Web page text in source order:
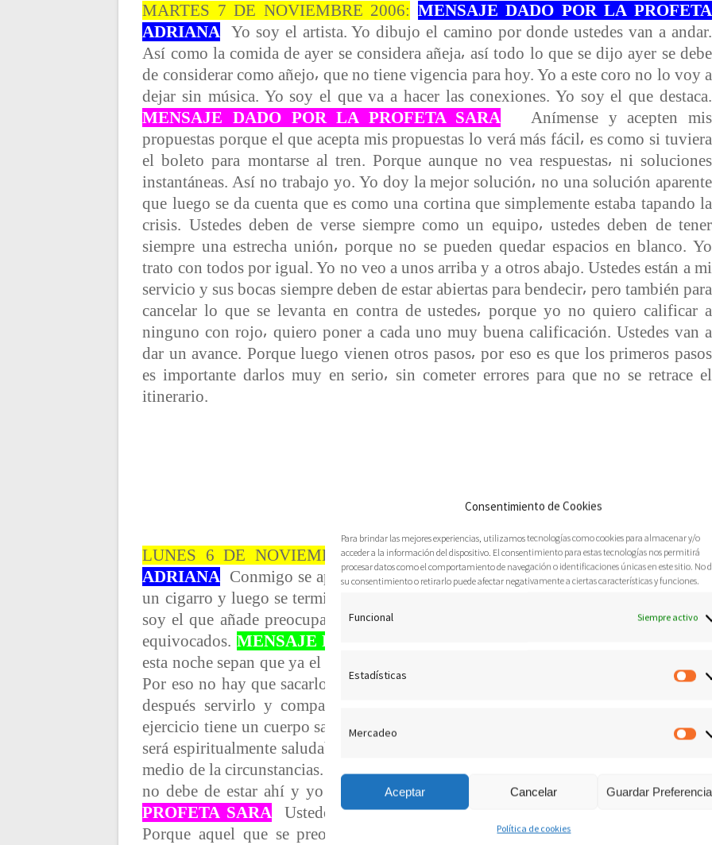
Consentimiento de Cookies
Para brindar las mejores experiencias, utilizamos tecnologías como cookies para almacenar y/o
acceder a la información del dispositivo. El consentimiento para estas tecnologías nos permitirá
procesar datos como el comportamiento de navegación o identificaciones únicas en este sitio. No
su consentimiento o retirarlo puede afectar negativamente a ciertas características y funciones.
Funcional Siempre activo
Estadísticas
Mercadeo
Aceptar Cancelar Guardar
Política de cookies
MARTES 7 DE NOVIEMBRE 2006: MENSAJE DADO POR LA PROFETA
ADRIANA Yo soy el artista. Yo dibujo el camino por donde ustedes van a andar.
Así como la comida de ayer se considera añeja⸴ así todo lo que se dijo ayer se debe
de considerar como añejo⸴ que no tiene vigencia para hoy. Yo a este coro no lo voy a
dejar sin música. Yo soy el que va a hacer las conexiones. Yo soy el que destaca.
MENSAJE DADO POR LA PROFETA SARA
Anímense y acepten mis
propuestas porque el que acepta mis propuestas lo verá más fácil⸴ es como si tuviera
el boleto para montarse al tren. Porque aunque no vea respuestas⸴ ni soluciones
instantáneas. Así no trabajo yo. Yo doy la mejor solución⸴ no una solución aparente
que luego se da cuenta que es como una cortina que simplemente estaba tapando la
crisis. Ustedes deben de verse siempre como un equipo⸴ ustedes deben de tener
siempre una estrecha unión⸴ porque no se pueden quedar espacios en blanco. Yo
trato con todos por igual. Yo no veo a unos arriba y a otros abajo. Ustedes están a mi
servicio y sus bocas siempre deben de estar abiertas para bendecir⸴ pero también para
cancelar lo que se levanta en contra de ustedes⸴ porque yo no quiero calificar a
ninguno con rojo⸴ quiero poner a cada uno muy buena calificación. Ustedes van a
dar un avance. Porque luego vienen otros pasos⸴ por eso es que los primeros pasos
es importante darlos muy en serio⸴ sin cometer errores para que no se retrace el
itinerario.
LUNES 6 DE NOVIEMBRE 2006: MENSAJE DADO POR LA PROFETA
ADRIANA Conmigo se apagan todos los incendios⸴ así como un hombre enciende
un cigarro y luego se termina. Yo no soy como el que llega a cobrar la renta. Yo no
soy el que añade preocupaciones. Yo tampoco me alegro como quién manda goles
equivocados. MENSAJE DADO POR LA PROFETA LENNA
esta noche sepan que ya el pastel está en el horno⸴ solo falta esperar a que se hornee.
Por eso no hay que sacarlo antes de tiempo. Deben de esperar a que esté listo⸴ para
después servirlo y compartirlo. Yo quiero que se ejerciten⸴ porque el que hace
ejercicio tiene un cuerpo saludable. Así el que se ejercita espiritualmente será fuerte⸴
será espiritualmente saludable. Yo quiero que aprendan a gozarse en mi presencia en
medio de la circunstancias. Recuerden que si yo muevo una pieza de lugar es porque
no debe de estar ahí y yo le tengo un mejor lugar.
MENSAJE DADO POR LA
PROFETA SARA
Ustedes no pueden guardar apariencias delante de los demás.
Porque aquel que se preocupa por su reputación y no me obedece para no ser